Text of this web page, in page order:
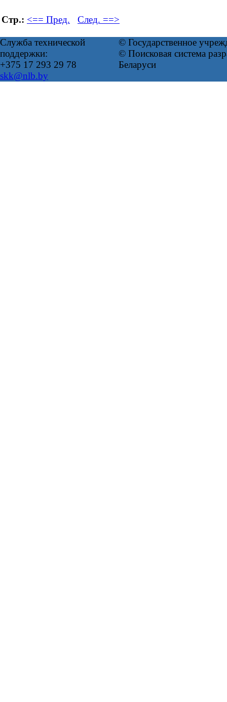
Стр.: <== Пред. След. ==>
Служба технической
поддержки:
+375 17 293 29 78
skk@nlb.by
© Государственное
© Поисковая система
Беларуси